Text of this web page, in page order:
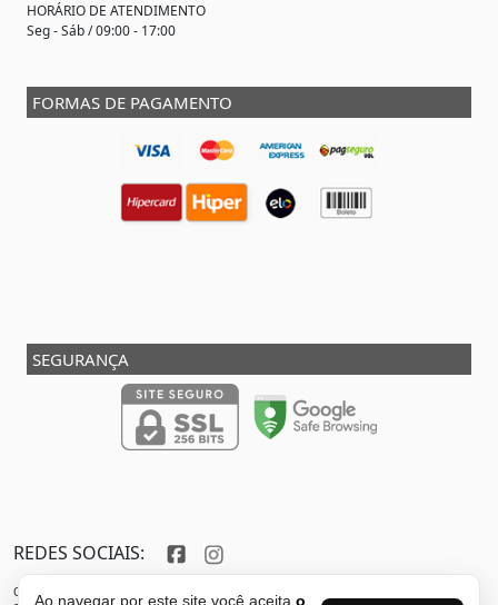
HORÁRIO DE ATENDIMENTO
Seg - Sáb / 09:00 - 17:00
FORMAS DE PAGAMENTO
SEGURANÇA
REDES SOCIAIS:
Copyright © 2013 - 2026 - SHOX STORE DO BRASIL - Marca pertencente à VFR SPORTS E
Ao navegar por este site você aceita o